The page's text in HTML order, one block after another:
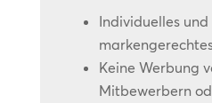
Individuelles und
Keine Werbung
Mitbewerbern